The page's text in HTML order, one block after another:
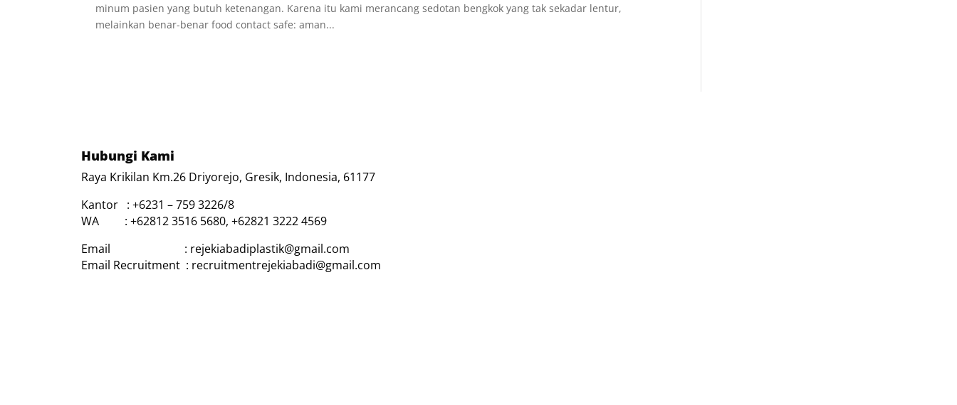
minum pasien yang butuh ketenangan. Karena itu kami merancang sedotan bengkok yang tak sekadar lentur,
melainkan benar-benar food contact safe: aman...
Hubungi Kami
Raya Krikilan Km.26 Driyorejo, Gresik, Indonesia, 61177
Kantor : +6231 – 759 3226/8
WA : +62812 3516 5680, +62821 3222 4569
Email : rejekiabadiplastik@gmail.com
Email Recruitment : recruitmentrejekiabadi@gmail.com